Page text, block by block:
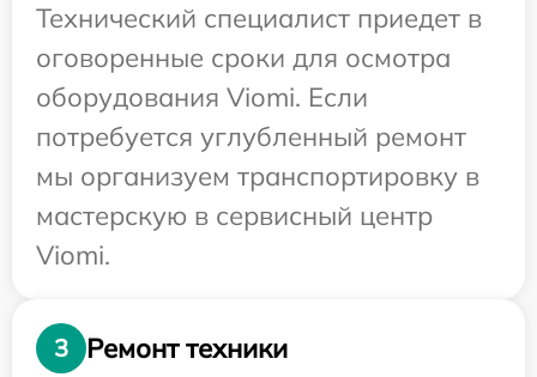
Технический специалист приедет в
оговоренные сроки для осмотра
оборудования Viomi. Если
потребуется углубленный ремонт
мы организуем транспортировку в
мастерскую в сервисный центр
Viomi.
3
Ремонт техники